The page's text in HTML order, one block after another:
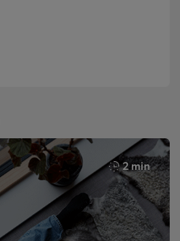
2 min